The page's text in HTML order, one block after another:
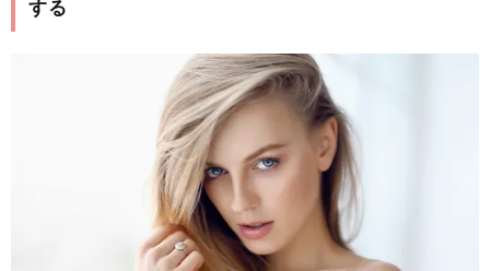
する